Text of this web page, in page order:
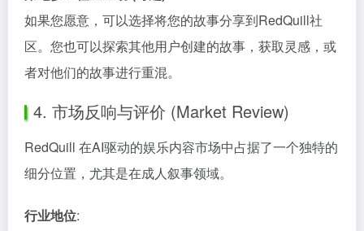
如果您愿意，可以选择将您的故事分享到RedQuill社
区。您也可以探索其他用户创建的故事，获取灵感，或
者对他们的故事进行重混。
4. 市场反响与评价 (Market Review)
RedQuill 在AI驱动的娱乐内容市场中占据了一个独特的
细分位置，尤其是在成人叙事领域。
行业地位: